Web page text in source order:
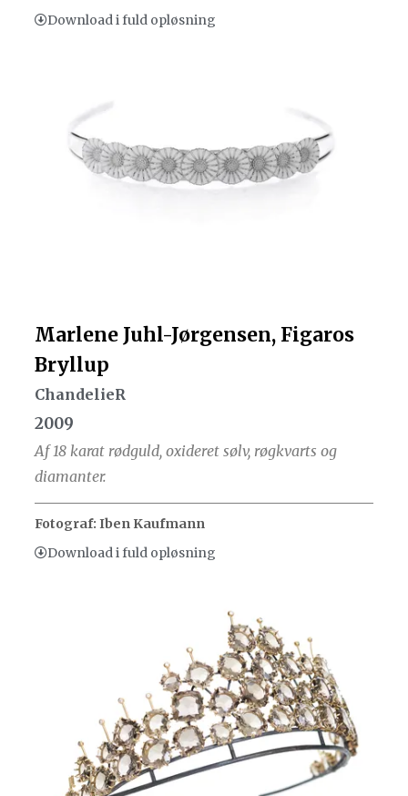
Download i fuld opløsning
Marlene Juhl-Jørgensen, Figaros
Bryllup
ChandelieR
2009
Af 18 karat rødguld, oxideret sølv, røgkvarts og
diamanter.
Fotograf: Iben Kaufmann
Download i fuld opløsning